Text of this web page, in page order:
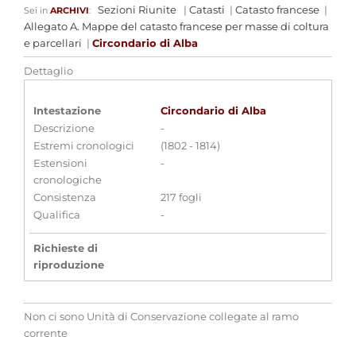
Sei in ARCHIVI: Sezioni Riunite | Catasti | Catasto francese |
Allegato A. Mappe del catasto francese per masse di coltura
e parcellari | Circondario di Alba
Dettaglio
Intestazione
Circondario di Alba
Descrizione
-
Estremi cronologici
(1802 - 1814)
Estensioni
cronologiche
-
Consistenza
217 fogli
Qualifica
-
Richieste di
riproduzione
compilare il modulo presente
Non ci sono Unità di Conservazione collegate al ramo
corrente